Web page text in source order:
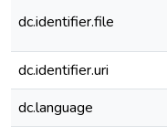
dc.identifier.file
dc.identifier.uri
dc.language